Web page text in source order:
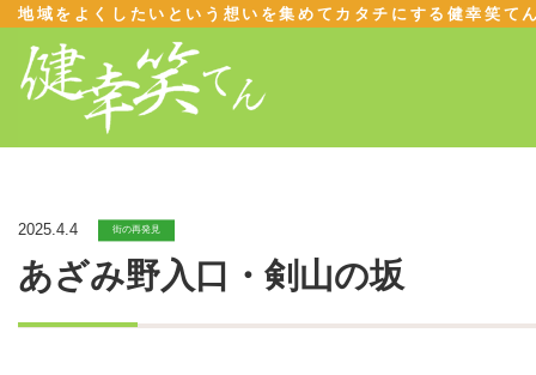
地域をよくしたいという想いを集めてカタチにする健幸笑て
2025.4.4 街の再発見
あざみ野入口・剣山の坂